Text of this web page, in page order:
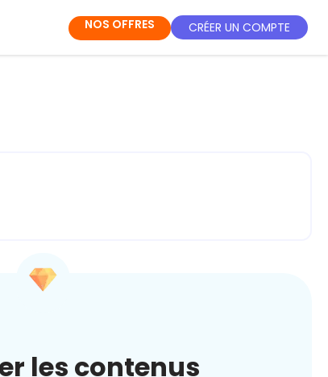
NOS OFFRES CRÉER UN COMPTE
les contenus